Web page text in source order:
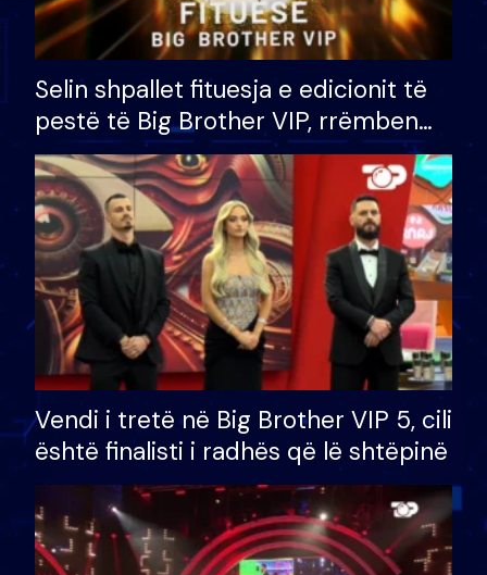
Selin shpallet fituesja e edicionit të
pestë të Big Brother VIP, rrëmben
çmimin e madh prej 100 mijë eurosh
Vendi i tretë në Big Brother VIP 5, cili
është finalisti i radhës që lë shtëpinë